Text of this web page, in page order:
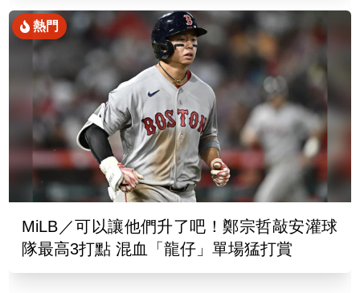
熱門
MiLB／可以讓他們升了吧！鄭宗哲敲安灌球
隊最高3打點 混血「龍仔」單場猛打賞